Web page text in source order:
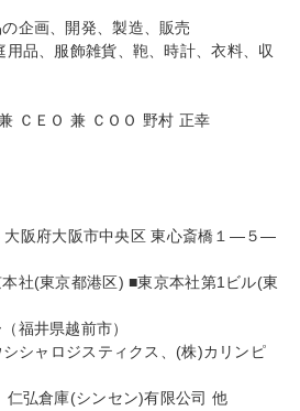
企画、開発、製造、販売
品、服飾雑貨、鞄、時計、衣料、収
ＣＥＯ 兼 ＣＯＯ 野村 正幸
大阪府大阪市中央区 東心斎橋１―５―
社(東京都港区) ■東京本社第1ビル(東
福井県越前市）
シャロジスティクス、(株)カリンピ
仁弘倉庫(シンセン)有限公司 他